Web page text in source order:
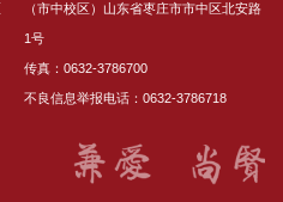
（市中校区）山东省枣庄市市中区北安路
1号
传真：0632-3786700
不良信息举报电话：0632-3786718